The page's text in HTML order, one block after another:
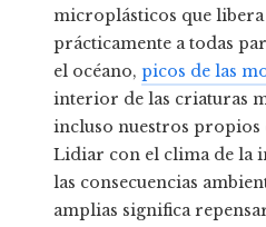
microplásticos que
prácticamente a todas
el océano, picos de las
interior de las criaturas
incluso nuestros propios
Lidiar con el clima de la
las consecuencias
amplias significa